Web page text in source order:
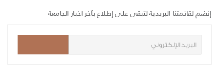
إنضم لقائمتنا البريدية لتبقى على إطلاع بآخر اخبار الجامعة